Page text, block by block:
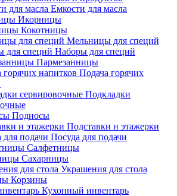
Емкости для масла
Икорницы
Кокотницы
Мельницы для специй
Наборы для специй
Пармезанницы
Подача горячих
Подкладки
Подносы
Подставки и этажерки
Посуда для подачи
Салфетницы
Сахарницы
Украшения для стола
Корзины
Кухонный инвентарь